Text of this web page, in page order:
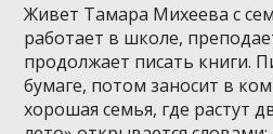
Живет Тамара Михеева с
работает в школе,
продолжает писать книги.
бумаге, потом заносит в
хорошая семья, где растут